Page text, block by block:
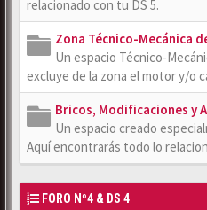
relacionado con tu DS 5.
Zona Técnico-Mecánica
Un espacio Técnico-
excluye de la zona el motor y/o
Bricos, Modificaciones y
Un espacio creado
Aquí encontrarás todo lo
FORO Nº4 & DS 4